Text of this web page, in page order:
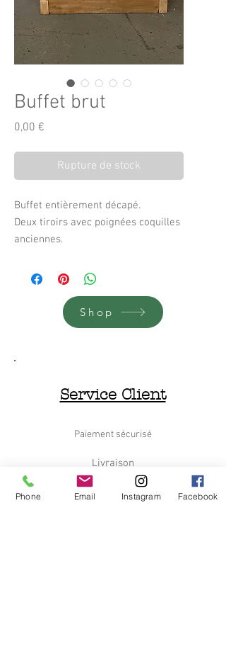
Buffet brut
0,00 €
Rupture de stock
Buffet entièrement décapé.
Deux tiroirs avec poignées coquilles
anciennes.
119 cm de large
89 cm de haut Shop
Service Client
Paiement sécurisé
Livraison
Retours et Remboursements
Phone Email Instagram Facebook